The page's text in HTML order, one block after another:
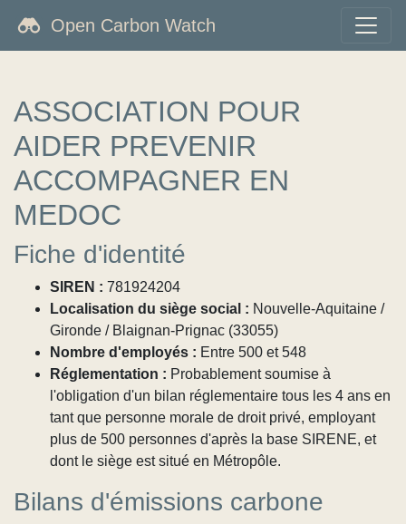
Open Carbon Watch
ASSOCIATION POUR
AIDER PREVENIR
ACCOMPAGNER EN
MEDOC
Fiche d'identité
SIREN : 781924204
Localisation du siège social : Nouvelle-Aquitaine /
Gironde / Blaignan-Prignac (33055)
Nombre d'employés : Entre 500 et 548
Réglementation : Probablement soumise à
l'obligation d'un bilan réglementaire tous les 4 ans en
tant que personne morale de droit privé, employant
plus de 500 personnes d'après la base SIRENE, et
dont le siège est situé en Métropôle.
Bilans d'émissions carbone